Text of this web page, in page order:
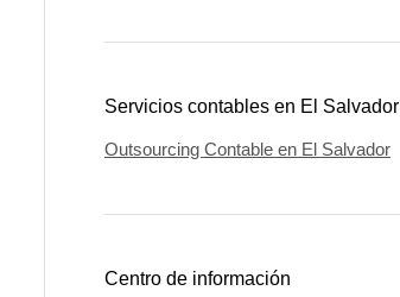
Servicios contables en El Salvador
Outsourcing Contable en El Salvador
Centro de información